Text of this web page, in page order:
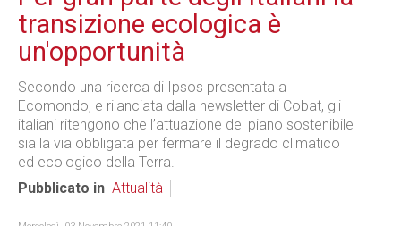
transizione ecologica è
un'opportunità
Secondo una ricerca di Ipsos presentata a
Ecomondo, e rilanciata dalla newsletter di Cobat, gli
italiani ritengono che l’attuazione del piano sostenibile
sia la via obbligata per fermare il degrado climatico
ed ecologico della Terra.
Pubblicato in Attualità